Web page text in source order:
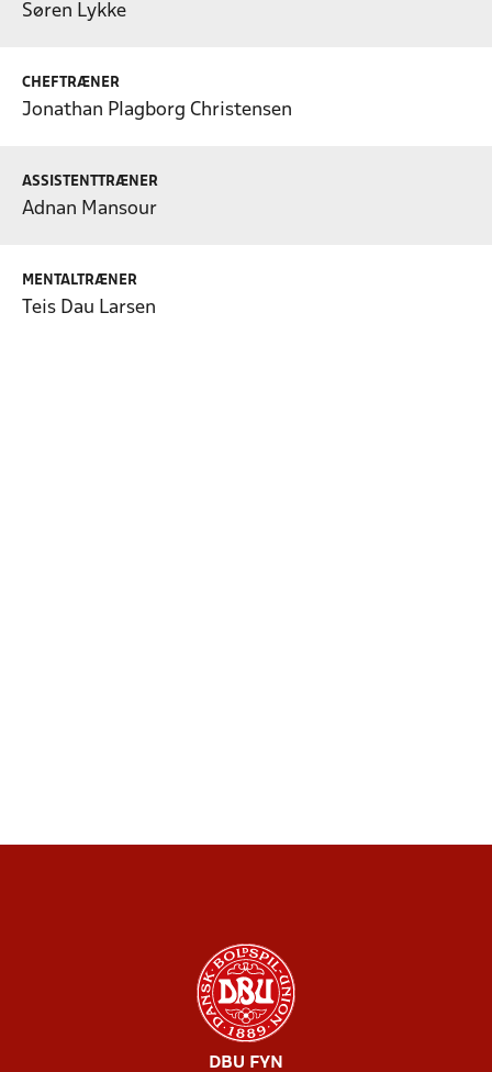
Søren Lykke
CHEFTRÆNER
Jonathan Plagborg Christensen
ASSISTENTTRÆNER
Adnan Mansour
MENTALTRÆNER
Teis Dau Larsen
DBU FYN